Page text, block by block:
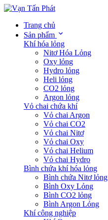
Trang chủ
Sản phẩm
Khí hóa lỏng
Nitơ Hóa Lỏng
Oxy lỏng
Hydro lỏng
Heli lỏng
CO2 lỏng
Argon lỏng
Vỏ chai chứa khí
Vỏ chai Argon
Vỏ chai CO2
Vỏ chai Nitơ
Vỏ chai Oxy
Vỏ chai Helium
Vỏ chai Hydro
Bình chứa khí hóa lỏng
Bình chứa Nitơ lỏng
Bình Oxy Lỏng
Bình CO2 lỏng
Bình Argon Lỏng
Khí công nghiệp